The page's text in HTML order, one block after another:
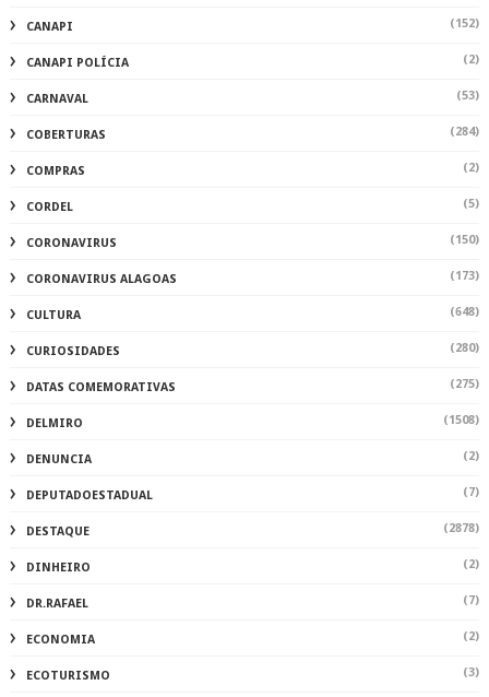
CANAPI (152)
CANAPI POLÍCIA (2)
CARNAVAL (53)
COBERTURAS (284)
COMPRAS (2)
CORDEL (5)
CORONAVIRUS (150)
CORONAVIRUS ALAGOAS (173)
CULTURA (648)
CURIOSIDADES (280)
DATAS COMEMORATIVAS (275)
DELMIRO (1508)
DENUNCIA (2)
DEPUTADOESTADUAL (7)
DESTAQUE (2878)
DINHEIRO (2)
DR.RAFAEL (7)
ECONOMIA (2)
ECOTURISMO (3)